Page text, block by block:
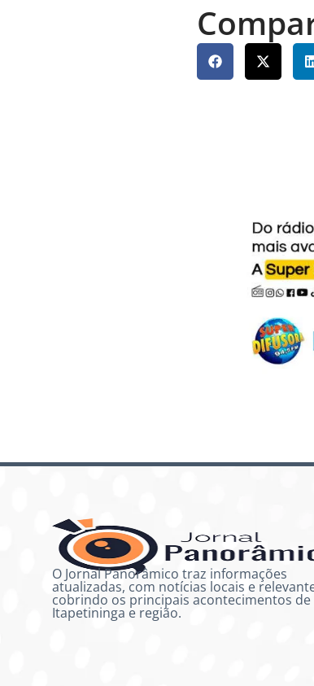
O Jornal Panorâmico traz informações
atualizadas, com notícias locais e
cobrindo os principais acontecimentos de
Itapetininga e região.